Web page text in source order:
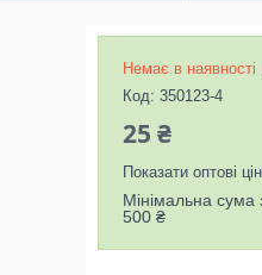
Немає в наявності
Код: 350123-4
25 ₴
Показати оптові
Мінімальна
500 ₴